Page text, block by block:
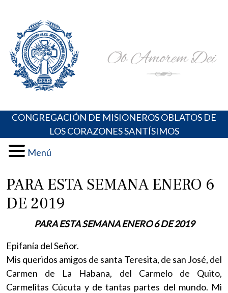
content
Portal de los Padres Oblatos. Advocaciones Marianas,
Oraciones, Música religiosa y más
CONGREGACIÓN DE MISIONEROS OBLATOS DE
LOS CORAZONES SANTÍSIMOS
Menú
PARA ESTA SEMANA ENERO 6
DE 2019
PARA ESTA SEMANA ENERO 6 DE 2019
Epifanía del Señor.
Mis queridos amigos de santa Teresita, de san José, del
Carmen de La Habana, del Carmelo de Quito,
Carmelitas Cúcuta y de tantas partes del mundo. Mi